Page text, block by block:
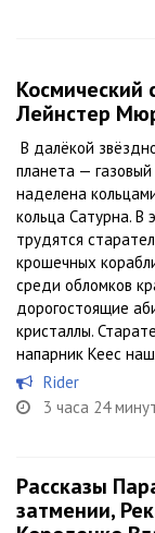
Космический
Лейнстер
В далёкой
планета —
наделена
кольца Сатурна. В
трудятся
крошечных
среди обломков
дорогостоящие
кристаллы.
напарник Кеес
Rider
3 часа 24
Рассказы
затмении,